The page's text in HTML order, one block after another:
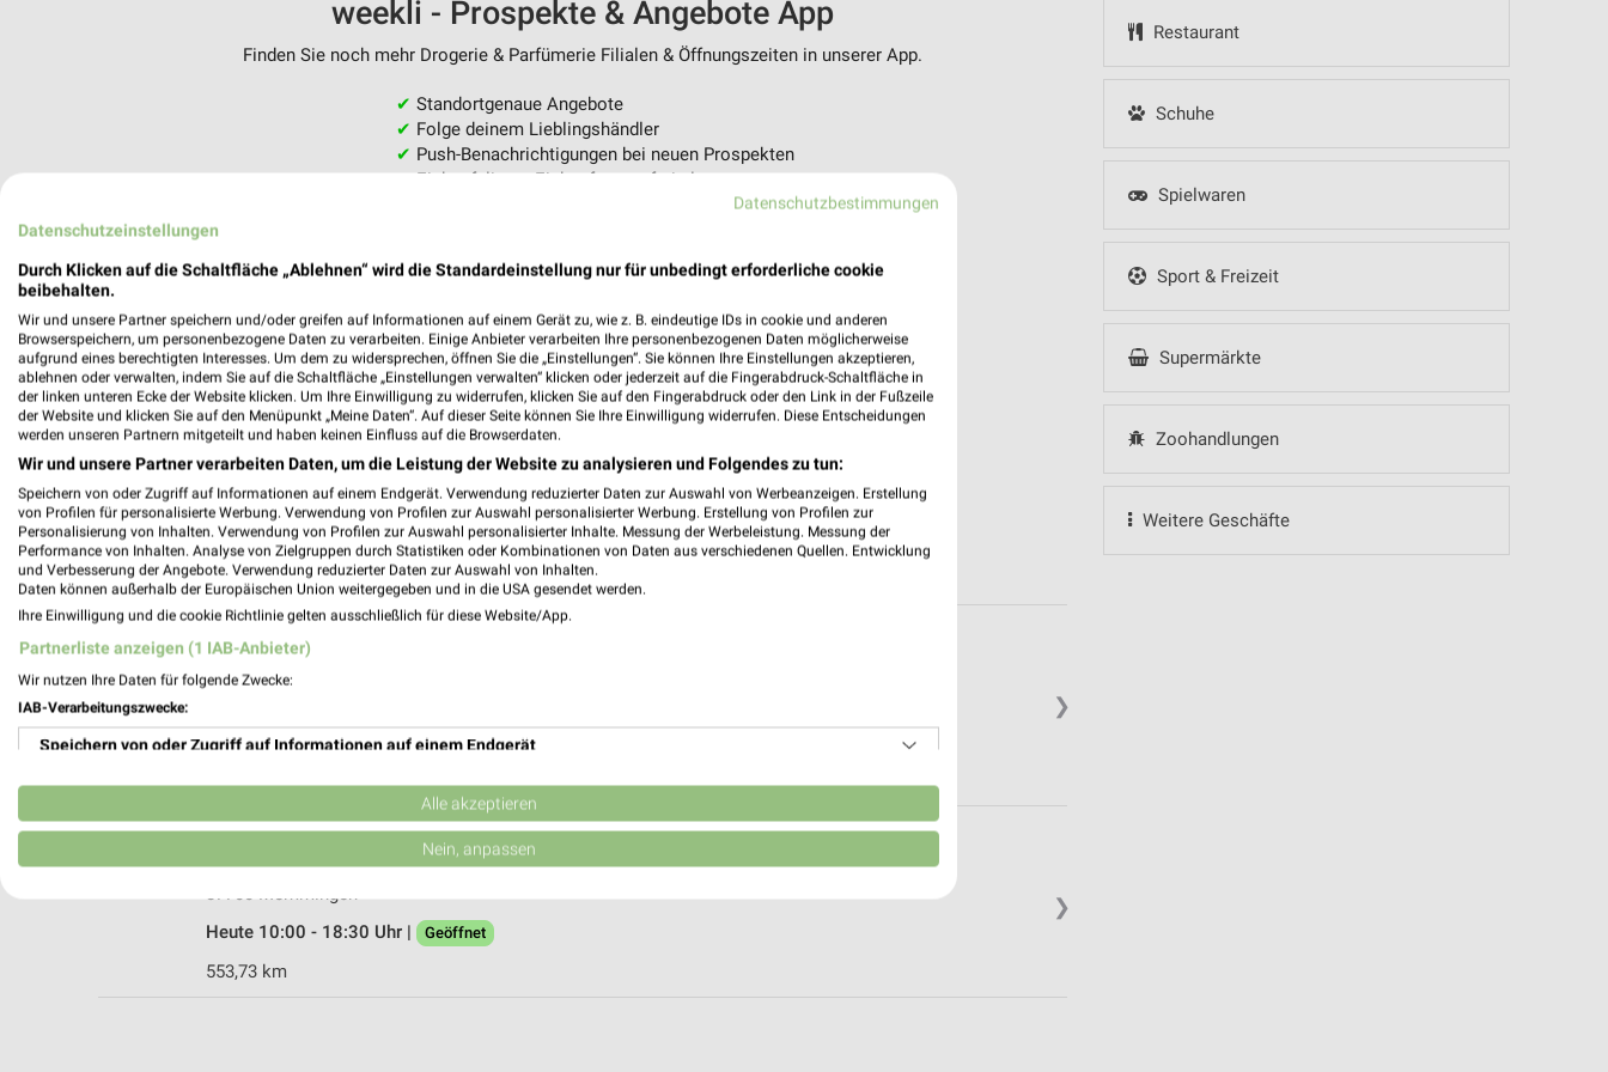
Restaurant
Schuhe
Spielwaren
Sport & Freizeit
Supermärkte
Zoohandlungen
Weitere Geschäfte
weekli - Prospekte & Angebote App
Finden Sie noch mehr Drogerie & Parfümerie Filialen & Öffnungszeiten in unserer App.
✔ Standortgenaue Angebote
✔ Folge deinem Lieblingshändler
✔ Push-Benachrichtigungen bei neuen Prospekten
✔Einkaufsliste - Einkauf stressfrei planen
❯
dm Memmingen
87700 Memmingen
Heute 08:30 - 19:00 Uhr | Geöffnet
❯
Kramerstr. 16
87700 Memmingen
Heute 10:00 - 18:30 Uhr |
Geöffnet
553,73 km
Datenschutzbestimmungen
Datenschutzeinstellungen
Durch Klicken auf die Schaltfläche „Ablehnen“ wird die Standardeinstellung nur für unbedingt erforderliche cookie
beibehalten.
Wir und unsere Partner speichern und/oder greifen auf Informationen auf einem Gerät zu, wie z. B. eindeutige IDs in cookie und anderen
Browserspeichern, um personenbezogene Daten zu verarbeiten. Einige Anbieter verarbeiten Ihre personenbezogenen Daten möglicherweise
aufgrund eines berechtigten Interesses. Um dem zu widersprechen, öffnen Sie die „Einstellungen“. Sie können Ihre Einstellungen akzeptieren,
ablehnen oder verwalten, indem Sie auf die Schaltfläche „Einstellungen verwalten“ klicken oder jederzeit auf die Fingerabdruck-Schaltfläche in
der linken unteren Ecke der Website klicken. Um Ihre Einwilligung zu widerrufen, klicken Sie auf den Fingerabdruck oder den Link in der Fußzeile
der Website und klicken Sie auf den Menüpunkt „Meine Daten“. Auf dieser Seite können Sie Ihre Einwilligung widerrufen. Diese Entscheidungen
werden unseren Partnern mitgeteilt und haben keinen Einfluss auf die Browserdaten.
Wir und unsere Partner verarbeiten Daten, um die Leistung der Website zu analysieren und Folgendes zu tun:
Speichern von oder Zugriff auf Informationen auf einem Endgerät. Verwendung reduzierter Daten zur Auswahl von Werbeanzeigen. Erstellung
von Profilen für personalisierte Werbung. Verwendung von Profilen zur Auswahl personalisierter Werbung. Erstellung von Profilen zur
Personalisierung von Inhalten. Verwendung von Profilen zur Auswahl personalisierter Inhalte. Messung der Werbeleistung. Messung der
Performance von Inhalten. Analyse von Zielgruppen durch Statistiken oder Kombinationen von Daten aus verschiedenen Quellen. Entwicklung
und Verbesserung der Angebote. Verwendung reduzierter Daten zur Auswahl von Inhalten.
Daten können außerhalb der Europäischen Union weitergegeben und in die USA gesendet werden.
Ihre Einwilligung und die cookie Richtlinie gelten ausschließlich für diese Website/App.
Partnerliste anzeigen (1 IAB-Anbieter)
Wir nutzen Ihre Daten für folgende Zwecke:
IAB-Verarbeitungszwecke:
Speichern von oder Zugriff auf Informationen auf einem Endgerät
Verwendung reduzierter Daten zur Auswahl von Werbeanzeigen
Erstellung von Profilen für personalisierte Werbung
Erstellung von Profilen zur Personalisierung von Inhalten
Alle akzeptieren
Nein, anpassen